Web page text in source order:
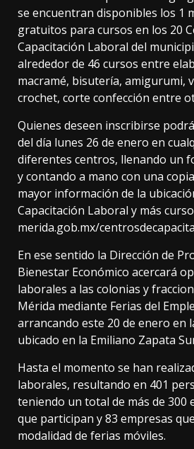
se encuentran disponibles los 1
gratuitos para cursos en los 20
Capacitación Laboral del
alrededor de 46 cursos entre
macramé, bisutería, amigurumi,
crochet, corte confección entre
Quienes deseen inscribirse
del día lunes 26 de enero en
diferentes centros, llenando un
y contando a mano con una
mayor información de la
Capacitación Laboral y más
merida.gob.mx/
En ese sentido la Dirección de
Bienestar Económico acercará
laborales a las colonias y
Mérida mediante Ferias del
arrancando este 20 de enero en
ubicado en la Emiliano Zapata
Hasta el momento se han
laborales, resultando en 401
teniendo un total de más de 300
que participan y 83 empresas
modalidad de ferias móviles.